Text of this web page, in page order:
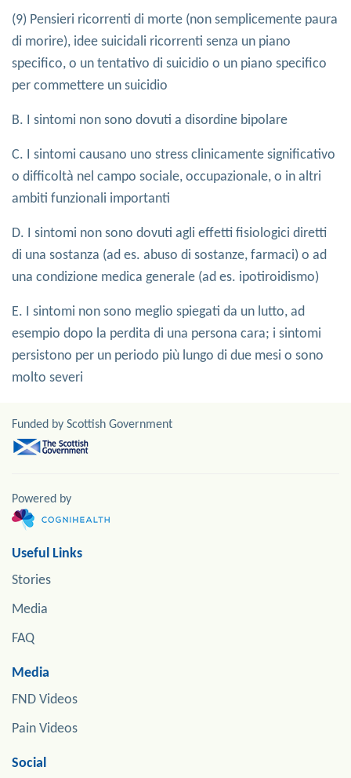
(9) Pensieri ricorrenti di morte (non semplicemente paura
di morire), idee suicidali ricorrenti senza un piano
specifico, o un tentativo di suicidio o un piano specifico
per commettere un suicidio
B. I sintomi non sono dovuti a disordine bipolare
C. I sintomi causano uno stress clinicamente significativo
o difficoltà nel campo sociale, occupazionale, o in altri
ambiti funzionali importanti
D. I sintomi non sono dovuti agli effetti fisiologici diretti
di una sostanza (ad es. abuso di sostanze, farmaci) o ad
una condizione medica generale (ad es. ipotiroidismo)
E. I sintomi non sono meglio spiegati da un lutto, ad
esempio dopo la perdita di una persona cara; i sintomi
persistono per un periodo più lungo di due mesi o sono
molto severi
Funded by Scottish Government
Powered by
Useful Links
Stories
Media
FAQ
Media
FND Videos
Pain Videos
Social